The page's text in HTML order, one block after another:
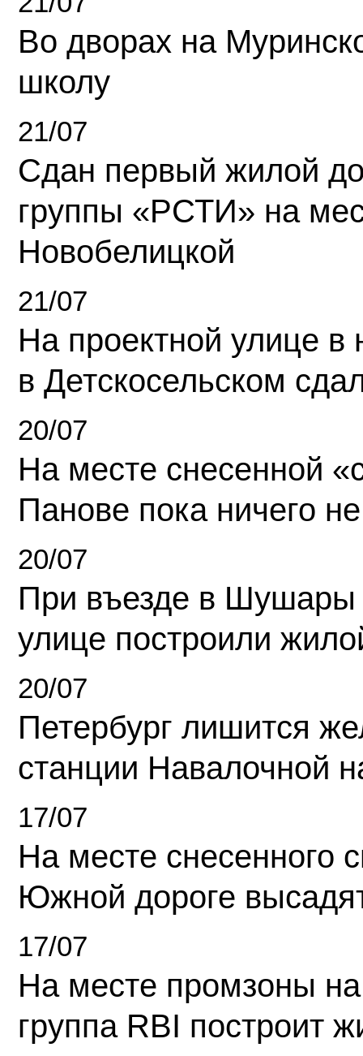
Во дворах на
школу
21/07
Сдан первый жилой
группы «РСТИ» на
Новобелицкой
21/07
На проектной улице
в Детскосельском
20/07
На месте снесенной
Панове пока ничего
20/07
При въезде в Шушары
улице построили
20/07
Петербург лишится
станции Навалочной
17/07
На месте снесенного
Южной дороге
17/07
На месте промзоны
группа RBI построит